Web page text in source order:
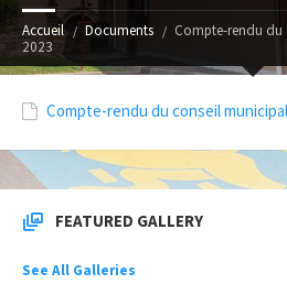
Accueil Documents
Compte-rendu
2023
Compte-rendu du conseil
FEATURED GALLERY
See All Galleries